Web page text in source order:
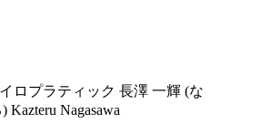
ロプラティック 長澤 一輝 (な
) Kazteru Nagasawa